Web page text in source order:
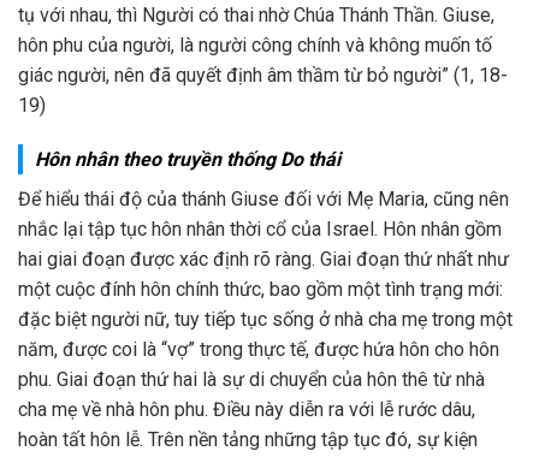
tụ với nhau, thì Người có thai nhờ Chúa Thánh Thần. Giuse,
hôn phu của người, là người công chính và không muốn tố
giác người, nên đã quyết định âm thầm từ bỏ người” (1, 18-
19)
Hôn nhân theo truyền thống Do thái
Để hiểu thái độ của thánh Giuse đối với Mẹ Maria, cũng nên
nhắc lại tập tục hôn nhân thời cổ của Israel. Hôn nhân gồm
hai giai đoạn được xác định rõ ràng. Giai đoạn thứ nhất như
một cuộc đính hôn chính thức, bao gồm một tình trạng mới:
đặc biệt người nữ, tuy tiếp tục sống ở nhà cha mẹ trong một
năm, được coi là “vợ” trong thực tế, được hứa hôn cho hôn
phu. Giai đoạn thứ hai là sự di chuyển của hôn thê từ nhà
cha mẹ về nhà hôn phu. Điều này diễn ra với lễ rước dâu,
hoàn tất hôn lễ. Trên nền tảng những tập tục đó, sự kiện